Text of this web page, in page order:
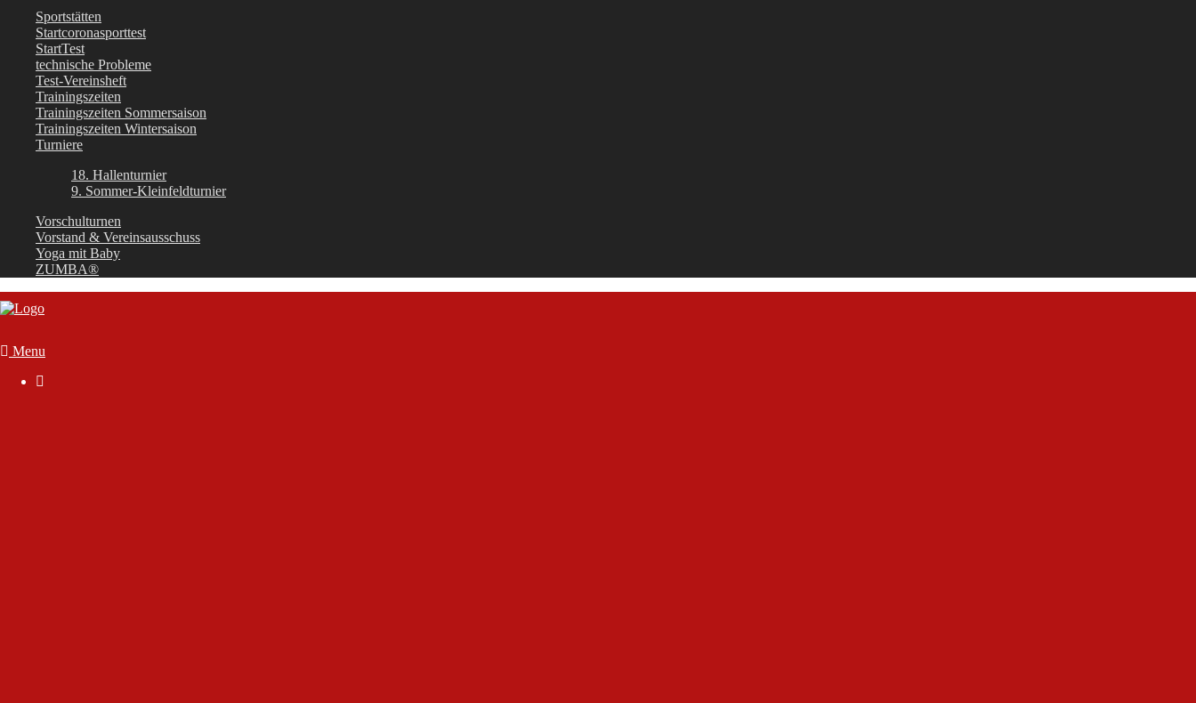
Sportstätten
Startcoronasporttest
StartTest
technische Probleme
Test-Vereinsheft
Trainingszeiten
Trainingszeiten Sommersaison
Trainingszeiten Wintersaison
Turniere
18. Hallenturnier
9. Sommer-Kleinfeldturnier
Vorschulturnen
Vorstand & Vereinsausschuss
Yoga mit Baby
ZUMBA®
Menu
